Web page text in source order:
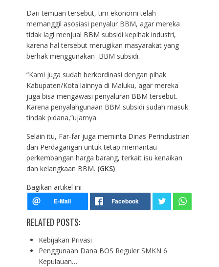
Dari temuan tersebut, tim ekonomi telah
memanggil asosiasi penyalur BBM, agar mereka
tidak lagi menjual BBM subsidi kepihak industri,
karena hal tersebut merugikan masyarakat yang
berhak menggunakan BBM subsidi.
“Kami juga sudah berkordinasi dengan pihak
Kabupaten/Kota lainnya di Maluku, agar mereka
juga bisa mengawasi penyaluran BBM tersebut.
Karena penyalahgunaan BBM subsidi sudah masuk
tindak pidana,”ujarnya.
Selain itu, Far-far juga meminta Dinas Perindustrian
dan Perdagangan untuk tetap memantau
perkembangan harga barang, terkait isu kenaikan
dan kelangkaan BBM. (GKS)
Bagikan artikel ini
RELATED POSTS:
Kebijakan Privasi
Penggunaan Dana BOS Reguler SMKN 6
Kepulauan…